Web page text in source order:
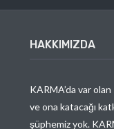
HAKKIMIZDA
KARMA’da var
ve ona katacağı
şüphemiz yok.